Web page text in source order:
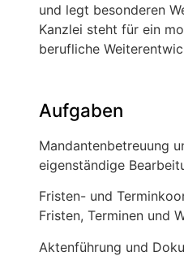
und legt besonderen
Kanzlei steht für ein
berufliche
Aufgaben
Mandantenbetreuung
eigenständige
Fristen- und
Fristen, Terminen und
Aktenführung und